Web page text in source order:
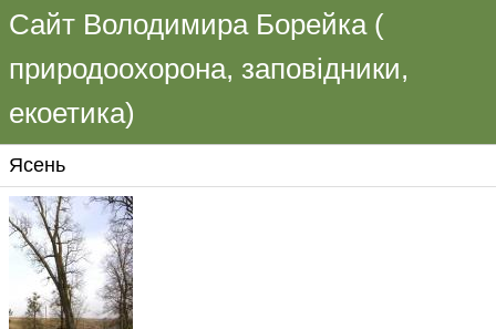
Сайт Володимира Борейка (
природоохорона, заповідники,
екоетика)
Ясень